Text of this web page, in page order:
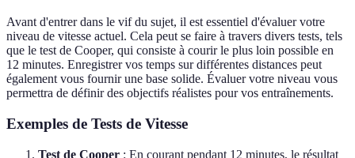
Avant d'entrer dans le vif du sujet, il est essentiel d'évaluer votre
niveau de vitesse actuel. Cela peut se faire à travers divers tests, tels
que le test de Cooper, qui consiste à courir le plus loin possible en
12 minutes. Enregistrer vos temps sur différentes distances peut
également vous fournir une base solide. Évaluer votre niveau vous
permettra de définir des objectifs réalistes pour vos entraînements.
Exemples de Tests de Vitesse
Test de Cooper : En courant pendant 12 minutes, le résultat